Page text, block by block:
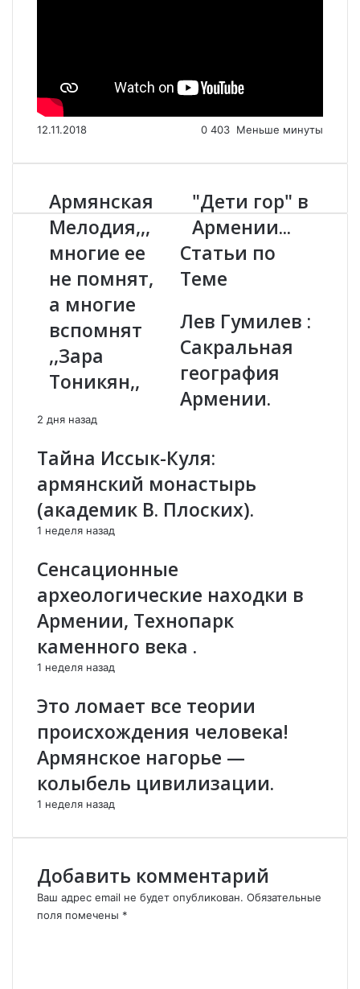
12.11.2018 0 403 Меньше минуты
А
р
м
я
н
с
к
а
я
е
д
,
,
м
н
г
е
е
е
н
е
о
н
я
т
,
а
н
г
и
в
Армянская
Мелодия,,,
многие ее
не помнят,
а многие
вспомнят
,,Зара
Тоникян,,
"
Д
е
т
и
г
р
"
в
р
м
и
.
.
"Дети гор" в
Армении...
Статьи по
Теме
Лев Гумилев :
Сакральная
география
Армении.
2 дня назад
Тайна Иссык-Куля:
армянский монастырь
(академик В. Плоских).
1 неделя назад
Сенсационные
археологические находки в
Армении, Технопарк
каменного века .
1 неделя назад
Это ломает все теории
происхождения человека!
Армянское нагорье —
колыбель цивилизации.
1 неделя назад
Добавить комментарий
Ваш адрес email не будет опубликован. Обязательные
поля помечены *